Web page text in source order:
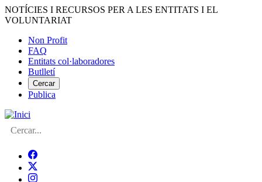
Vés
al
NOTÍCIES I RECURSOS PER A LES ENTITATS I EL
VOLUNTARIAT
Menú
del
compte
d'usuari
Non Profit
FAQ
Entitats col·laboradores
Butlletí
Cercar
Publica
Cerca